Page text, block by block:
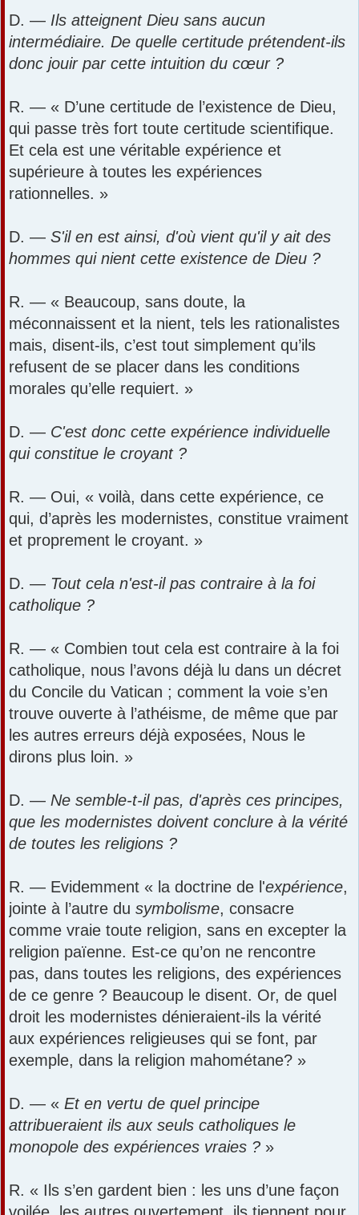
D. — Ils atteignent Dieu sans aucun
intermédiaire. De quelle certitude prétendent-ils
donc jouir par cette intuition du cœur ?
R. — « D’une certitude de l’existence de Dieu,
qui passe très fort toute certitude scientifique.
Et cela est une véritable expérience et
supérieure à toutes les expériences
rationnelles. »
D. — S'il en est ainsi, d'où vient qu'il y ait des
hommes qui nient cette existence de Dieu ?
R. — « Beaucoup, sans doute, la
méconnaissent et la nient, tels les rationalistes
mais, disent-ils, c’est tout simplement qu’ils
refusent de se placer dans les conditions
morales qu’elle requiert. »
D. — C'est donc cette expérience individuelle
qui constitue le croyant ?
R. — Oui, « voilà, dans cette expérience, ce
qui, d’après les modernistes, constitue vraiment
et proprement le croyant. »
D. — Tout cela n'est-il pas contraire à la foi
catholique ?
R. — « Combien tout cela est contraire à la foi
catholique, nous l’avons déjà lu dans un décret
du Concile du Vatican ; comment la voie s’en
trouve ouverte à l’athéisme, de même que par
les autres erreurs déjà exposées, Nous le
dirons plus loin. »
D. — Ne semble-t-il pas, d'après ces principes,
que les modernistes doivent conclure à la vérité
de toutes les religions ?
R. — Evidemment « la doctrine de l'expérience,
jointe à l’autre du symbolisme, consacre
comme vraie toute religion, sans en excepter la
religion païenne. Est-ce qu’on ne rencontre
pas, dans toutes les religions, des expériences
de ce genre ? Beaucoup le disent. Or, de quel
droit les modernistes dénieraient-ils la vérité
aux expériences religieuses qui se font, par
exemple, dans la religion mahométane? »
D. — « Et en vertu de quel principe
attribueraient ils aux seuls catholiques le
monopole des expériences vraies ? »
R. « Ils s’en gardent bien : les uns d’une façon
voilée, les autres ouvertement, ils tiennent pour